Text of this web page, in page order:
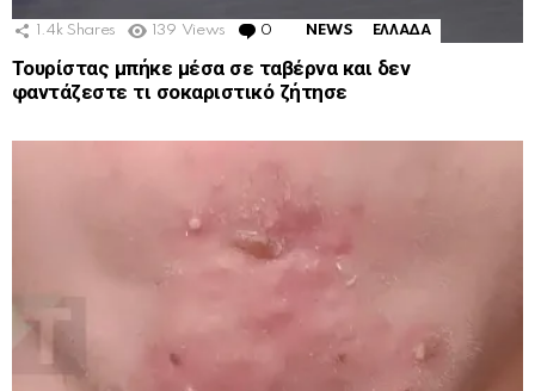
1.4k Shares 139 Views 0 Comments
NEWS ΕΛΛΑΔΑ
Τουρίστας μπήκε μέσα σε ταβέρνα και δεν
φαντάζεστε τι σοκαριστικό ζήτησε